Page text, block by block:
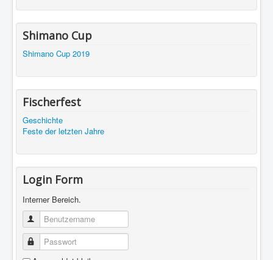
Shimano Cup
Shimano Cup 2019
Fischerfest
Geschichte
Feste der letzten Jahre
Login Form
Interner Bereich.
Benutzername
Passwort